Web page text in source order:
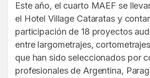
Este año, el cuarto MAEF se
el Hotel Village Cataratas y
participación de 18 proyectos
entre largometrajes,
que han sido seleccionados por
profesionales de Argentina,